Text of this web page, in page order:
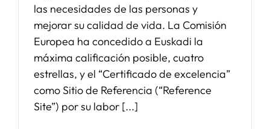
las necesidades de las personas y
mejorar su calidad de vida. La Comisión
Europea ha concedido a Euskadi la
máxima calificación posible, cuatro
estrellas, y el “Certificado de excelencia”
como Sitio de Referencia (“Reference
Site”) por su labor [...]